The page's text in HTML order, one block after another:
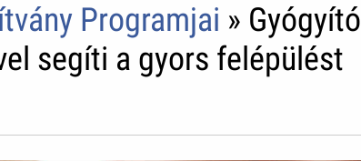
Programjai » Gyógyító
segíti a gyors felépülést